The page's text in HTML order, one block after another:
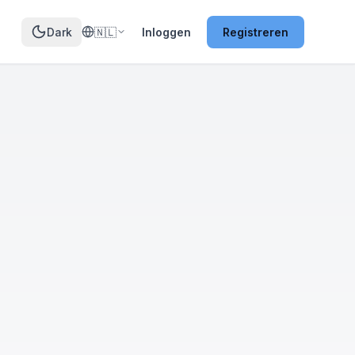
Dark 🇳🇱 Inloggen Registreren